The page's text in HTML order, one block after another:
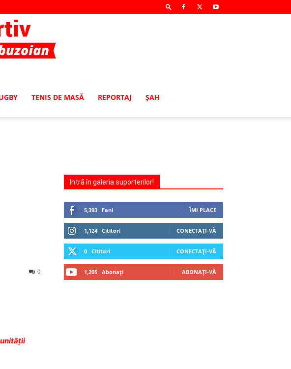
TENIS DE MASĂ REPORTAJ ŞAH
0
Intră în galeria suporterilor!
5,393 Fani ÎMI PLACE
1,124 Cititori CONECTAȚI-VĂ
0 Cititori CONECTAȚI-VĂ
1,205 Abonați ABONAȚI-VĂ